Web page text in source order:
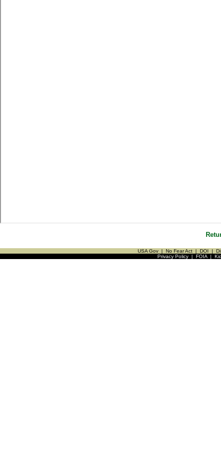
USA Gov | No Fear Act | DOI |
Privacy Policy| FOIA|